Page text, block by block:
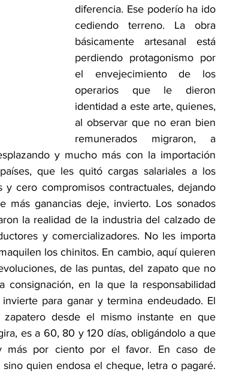
diferencia. Ese poderío ha ido
cediendo terreno. La obra
básicamente artesanal está
perdiendo protagonismo por
el envejecimiento de los
operarios que le dieron
identidad a este arte, quienes,
al observar que no eran bien
remunerados migraron, a
y mucho más con la importación
que les quitó cargas salariales a los
cero compromisos contractuales, dejando
más ganancias deje, invierto. Los sonados
la realidad de la industria del calzado de
y comercializadores. No les importa
los chinitos. En cambio, aquí quieren
de las puntas, del zapato que no
consignación, en la que la responsabilidad
para ganar y termina endeudado. El
zapatero desde el mismo instante en que
es a 60, 80 y 120 días, obligándolo a que
más por ciento por el favor. En caso de
quien endosa el cheque, letra o pagaré.